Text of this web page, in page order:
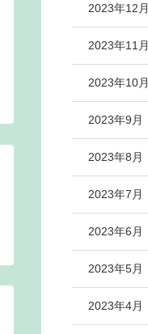
2023年12月
2023年11月
2023年10月
2023年9月
2023年8月
2023年7月
2023年6月
2023年5月
2023年4月